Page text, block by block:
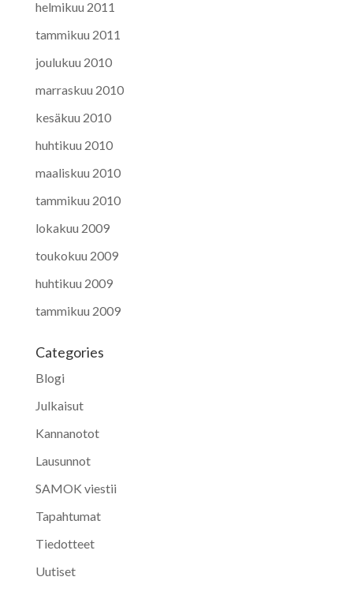
helmikuu 2011
tammikuu 2011
joulukuu 2010
marraskuu 2010
kesäkuu 2010
huhtikuu 2010
maaliskuu 2010
tammikuu 2010
lokakuu 2009
toukokuu 2009
huhtikuu 2009
tammikuu 2009
Categories
Blogi
Julkaisut
Kannanotot
Lausunnot
SAMOK viestii
Tapahtumat
Tiedotteet
Uutiset